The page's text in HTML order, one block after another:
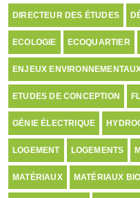
DIRECTEUR DES ÉTUDES
ECOLOGIE ECOQUARTIER
ENJEUX
ETUDES DE CONCEPTION
GÉNIE ÉLECTRIQUE
LOGEMENT LOGEMENTS
MATÉRIAUX MATÉRIAUX